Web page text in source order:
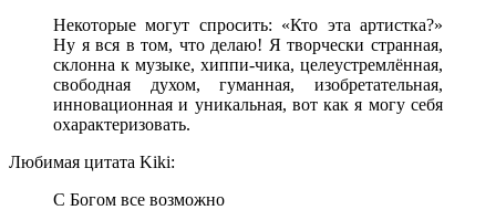
Некоторые могут спросить: «Кто эта артистка?»
Ну я вся в том, что делаю! Я творчески странная,
склонна к музыке, хиппи-чика, целеустремлённая,
свободная духом, гуманная, изобретательная,
инновационная и уникальная, вот как я могу себя
охарактеризовать.
Любимая цитата Kiki:
С Богом все возможно